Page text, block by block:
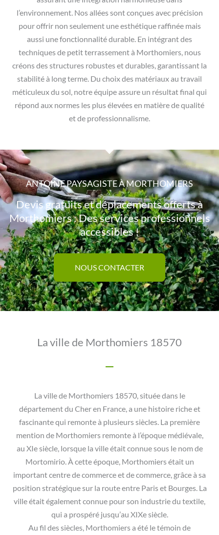
l’environnement. Nos allées sont conçues avec précision
pour offrir non seulement une esthétique raffinée mais
aussi une fonctionnalité durable. En intégrant des
techniques de petit terrassement à Morthomiers, nous
créons des structures robustes et durables, garantissant la
stabilité à long terme. Du choix des matériaux au travail
méticuleux du sol, notre équipe assure un résultat final qui
répond aux normes les plus élevées en matière de qualité
et de professionnalisme.
ANTOINE PAYSAGISTE À MORTHOMIERS
Devis gratuits et déplacements offerts à
Morthomiers : Des services professionnels
accessibles !
NOUS CONTACTER
La ville de Morthomiers 18570
La ville de Morthomiers 18570, située dans le
département du Cher en France, a une histoire riche et
fascinante qui remonte à plusieurs siècles. La première
mention de Morthomiers remonte à l’époque médiévale,
au XIe siècle, lorsque la ville était connue sous le nom de
Mortomirio. À cette époque, Morthomiers était un
important centre de commerce et de commerce, grâce à sa
position stratégique sur la route entre Paris et Bourges. La
ville était également connue pour son industrie du textile,
qui a prospéré jusqu’au XIXe siècle.
Au fil des siècles, Morthomiers a été le témoin de